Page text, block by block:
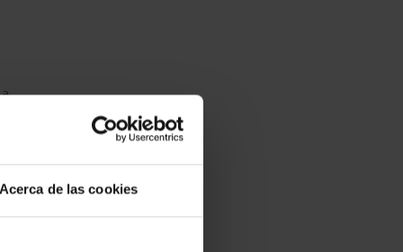
Acerca de las cookies